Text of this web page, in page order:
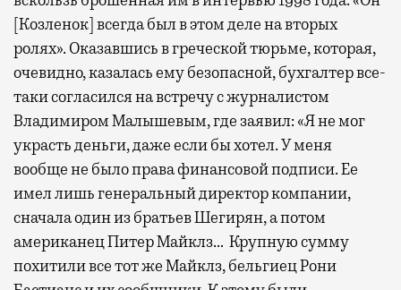
[Козленок] всегда был в этом деле на вторых
ролях». Оказавшись в греческой тюрьме, которая,
очевидно, казалась ему безопасной, бухгалтер все-
таки согласился на встречу с журналистом
Владимиром Малышевым, где заявил: «Я не мог
украсть деньги, даже если бы хотел. У меня
вообще не было права финансовой подписи. Ее
имел лишь генеральный директор компании,
сначала один из братьев Шегирян, а потом
американец Питер Майклз… Крупную сумму
похитили все тот же Майклз, бельгиец Рони